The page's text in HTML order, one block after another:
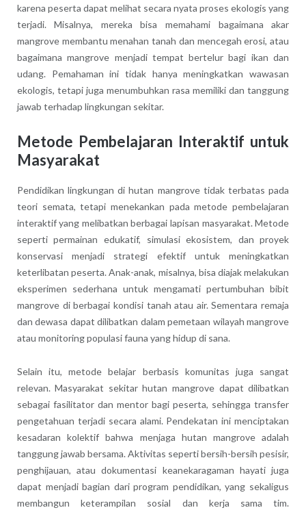
karena peserta dapat melihat secara nyata proses ekologis yang
terjadi. Misalnya, mereka bisa memahami bagaimana akar
mangrove membantu menahan tanah dan mencegah erosi, atau
bagaimana mangrove menjadi tempat bertelur bagi ikan dan
udang. Pemahaman ini tidak hanya meningkatkan wawasan
ekologis, tetapi juga menumbuhkan rasa memiliki dan tanggung
jawab terhadap lingkungan sekitar.
Metode Pembelajaran Interaktif untuk
Masyarakat
Pendidikan lingkungan di hutan mangrove tidak terbatas pada
teori semata, tetapi menekankan pada metode pembelajaran
interaktif yang melibatkan berbagai lapisan masyarakat. Metode
seperti permainan edukatif, simulasi ekosistem, dan proyek
konservasi menjadi strategi efektif untuk meningkatkan
keterlibatan peserta. Anak-anak, misalnya, bisa diajak melakukan
eksperimen sederhana untuk mengamati pertumbuhan bibit
mangrove di berbagai kondisi tanah atau air. Sementara remaja
dan dewasa dapat dilibatkan dalam pemetaan wilayah mangrove
atau monitoring populasi fauna yang hidup di sana.
Selain itu, metode belajar berbasis komunitas juga sangat
relevan. Masyarakat sekitar hutan mangrove dapat dilibatkan
sebagai fasilitator dan mentor bagi peserta, sehingga transfer
pengetahuan terjadi secara alami. Pendekatan ini menciptakan
kesadaran kolektif bahwa menjaga hutan mangrove adalah
tanggung jawab bersama. Aktivitas seperti bersih-bersih pesisir,
penghijauan, atau dokumentasi keanekaragaman hayati juga
dapat menjadi bagian dari program pendidikan, yang sekaligus
membangun keterampilan sosial dan kerja sama tim.